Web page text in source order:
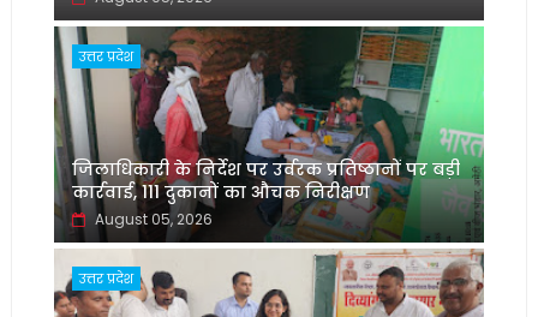
उत्तर प्रदेश
जिलाधिकारी के निर्देश पर उर्वरक प्रतिष्ठानों पर बड़ी
कार्रवाई, 111 दुकानों का औचक निरीक्षण
August 05, 2026
उत्तर प्रदेश